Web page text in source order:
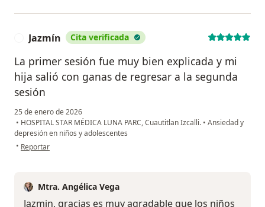
Jazmín Cita verificada
La primer sesión fue muy bien explicada y mi
hija salió con ganas de regresar a la segunda
sesión
25 de enero de 2026
• HOSPITAL STAR MÉDICA LUNA PARC, Cuautitlan Izcalli. • Ansiedad y
depresión en niños y adolescentes
• en opinión del usuario Jazmín
Reportar
Mtra. Angélica Vega
Jazmin, gracias es muy agradable que los niños